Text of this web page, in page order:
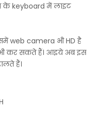
के keyboard में लाइट
web camera भी HD है
कर सकते हैं। आइये अब इस
हैं।